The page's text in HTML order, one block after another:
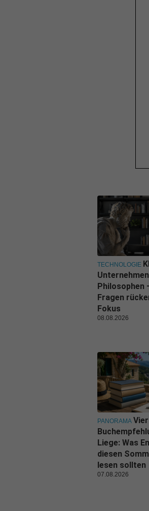
TECHNOLOGIE
Philosophen
Fragen
Fokus
08.08.2026
PANORAMA Vier
Liege: Was
diesen
lesen sollten
07.08.2026